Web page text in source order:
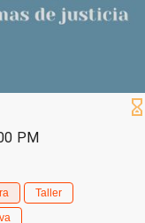
PM
Taller